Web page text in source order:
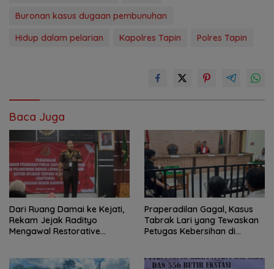
Buronan kasus dugaan pembunuhan
Hidup dalam pelarian
Kapolres Tapin Polres Tapin
Baca Juga
Dari Ruang Damai ke Kejati,
Rekam Jejak Radityo
Mengawal Restorative
Praperadilan Gagal, Kasus
Tabrak Lari yang Tewaskan
Petugas Kebersihan di